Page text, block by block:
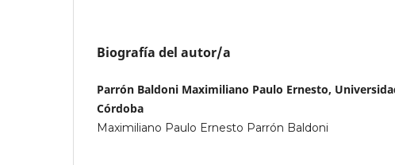
Biografía del autor/a
Parrón Baldoni Maximiliano Paulo Ernesto,
Córdoba
Maximiliano Paulo Ernesto Parrón Baldoni